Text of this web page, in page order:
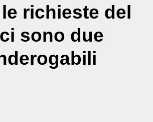
richieste del
sono due